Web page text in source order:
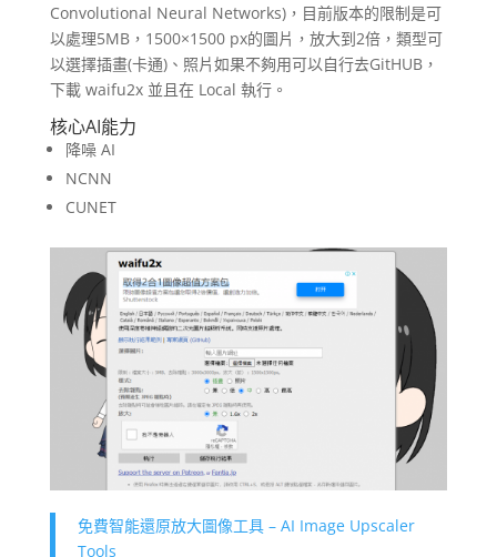
Convolutional Neural Networks)，目前版本的限制是可
以處理5MB，1500×1500 px的圖片，放大到2倍，類型可
以選擇插畫(卡通)、照片如果不夠用可以自行去GitHUB，
下載 waifu2x 並且在 Local 執行。
核心AI能力
降噪 AI
NCNN
CUNET
免費智能還原放大圖像工具 – AI Image Upscaler
Tools